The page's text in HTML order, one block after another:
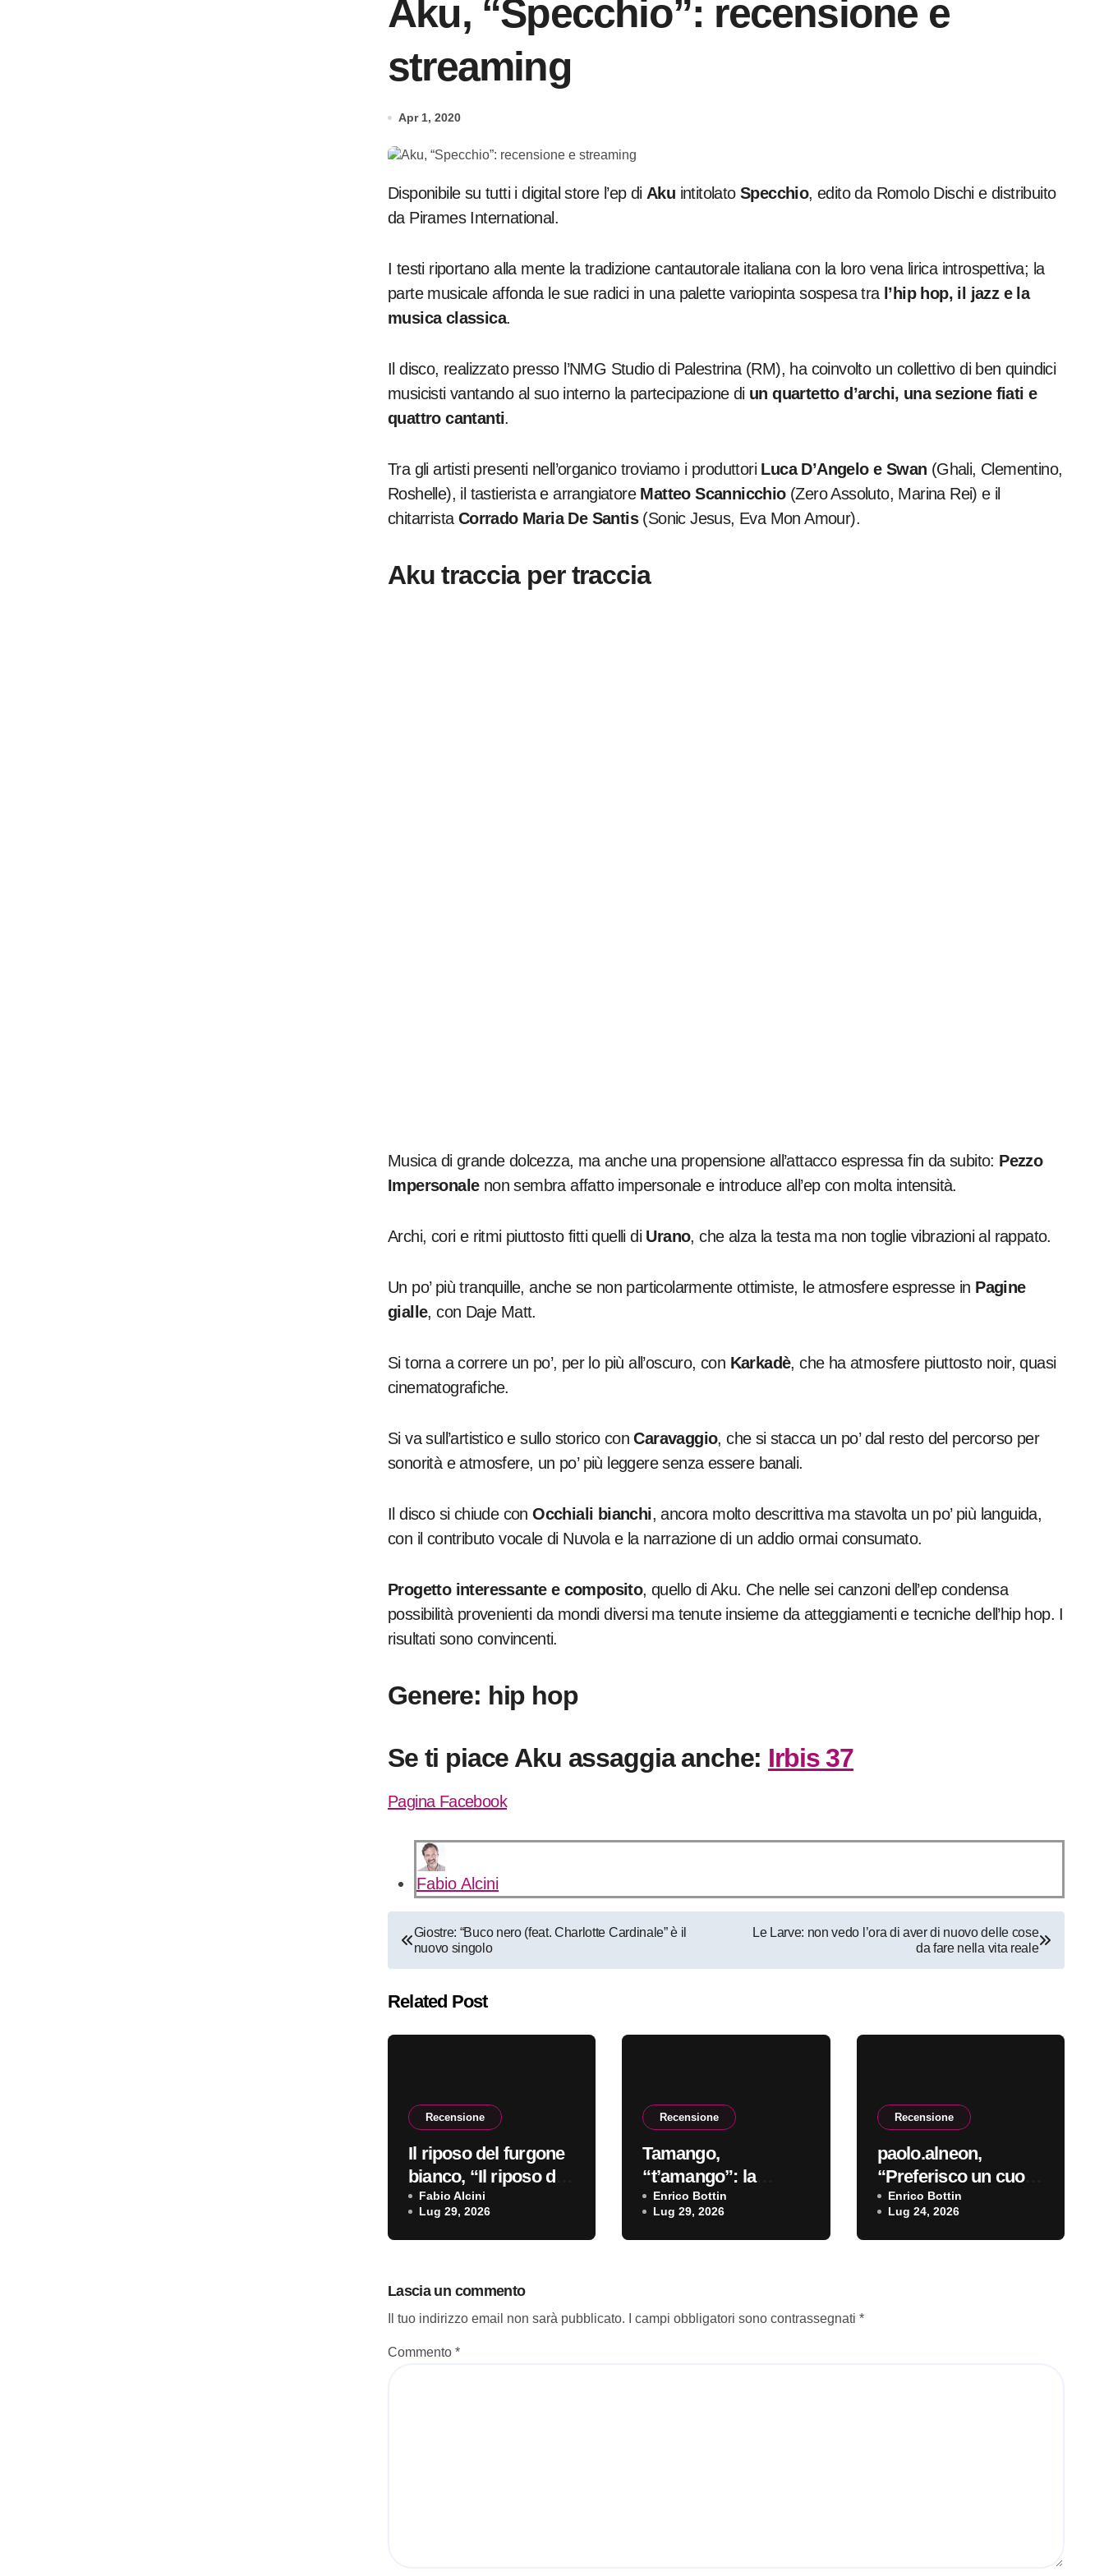
Aku, “Specchio”: recensione e
streaming
Apr 1, 2020
Disponibile su tutti i digital store l’ep di Aku intitolatoSpecchio, edito da Romolo Dischi e distribuito
da Pirames International.
I testi riportano alla mente la tradizione cantautorale italiana con la loro vena lirica introspettiva; la
parte musicale affonda le sue radici in una palette variopinta sospesa tra l’hip hop, il jazz e la
musica classica.
Il disco, realizzato presso l’NMG Studio di Palestrina (RM), ha coinvolto un collettivo di ben quindici
musicisti vantando al suo interno la partecipazione di un quartetto d’archi, una sezione fiati e
quattro cantanti.
Tra gli artisti presenti nell’organico troviamo i produttori Luca D’Angelo e Swan (Ghali, Clementino,
Roshelle), il tastierista e arrangiatore Matteo Scannicchio(Zero Assoluto, Marina Rei) e il
chitarrista Corrado Maria De Santis(Sonic Jesus, Eva Mon Amour).
Aku traccia per traccia
Musica di grande dolcezza, ma anche una propensione all’attacco espressa fin da subito: Pezzo
Impersonalenon sembra affatto impersonale e introduce all’ep con molta intensità.
Archi, cori e ritmi piuttosto fitti quelli di Urano, che alza la testa ma non toglie vibrazioni al rappato.
Un po’ più tranquille, anche se non particolarmente ottimiste, le atmosfere espresse in Pagine
gialle, con Daje Matt.
Si torna a correre un po’, per lo più all’oscuro, con Karkadè, che ha atmosfere piuttosto noir, quasi
cinematografiche.
Si va sull’artistico e sullo storico conCaravaggio, che si stacca un po’ dal resto del percorso per
sonorità e atmosfere, un po’ più leggere senza essere banali.
Il disco si chiude conOcchiali bianchi, ancora molto descrittiva ma stavolta un po’ più languida,
con il contributo vocale di Nuvola e la narrazione di un addio ormai consumato.
Progetto interessante e composito, quello di Aku. Che nelle sei canzoni dell’ep condensa
possibilità provenienti da mondi diversi ma tenute insieme da atteggiamenti e tecniche dell’hip hop. I
risultati sono convincenti.
Genere: hip hop
Se ti piace Aku assaggia anche: Irbis 37
Pagina Facebook
Fabio Alcini
Navigazione
articoli
Giostre: “Buco nero (feat. Charlotte Cardinale” è il
nuovo singolo
Le Larve: non vedo l’ora di aver di nuovo delle cose
da fare nella vita reale
Related Post
Recensione
Il riposo del furgone
bianco, “Il riposo del
furgone bianco”: la
recensione
Fabio Alcini
Lug 29, 2026
Recensione
Tamango,
“t’amango”: la
recensione
Enrico Bottin
Lug 29, 2026
Recensione
paolo.alneon,
“Preferisco un cuore
robotico”: la
recensione
Enrico Bottin
Lug 24, 2026
Lascia un commento
Il tuo indirizzo email non sarà pubblicato. I campi obbligatori sono contrassegnati *
Commento *